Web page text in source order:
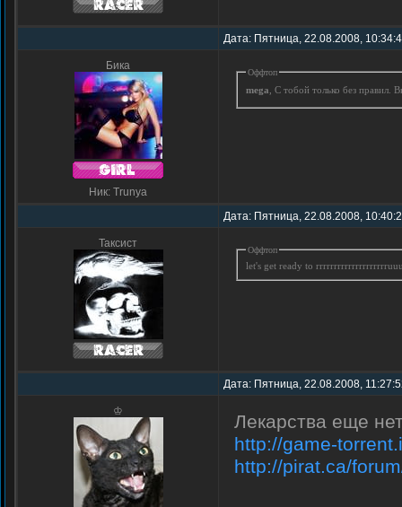
Дата: Пятница, 22.08.2008,
Бика
Ник: Trunya
Оффтоп
mega , С тобой только без правил.
Дата: Пятница, 22.08.2008,
Таксист
Оффтоп
let's get ready to
Дата: Пятница, 22.08.2008,
♔
Лекарства еще
http://game-
http://pirat.ca/